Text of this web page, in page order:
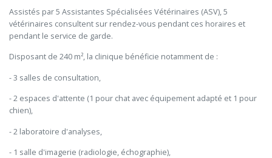
Assistés par 5 Assistantes Spécialisées Vétérinaires (ASV), 5
vétérinaires consultent sur rendez-vous pendant ces horaires et
pendant le service de garde.
Disposant de 240 m², la clinique bénéficie notamment de :
- 3 salles de consultation,
- 2 espaces d'attente (1 pour chat avec équipement adapté et 1 pour
chien),
- 2 laboratoire d'analyses,
- 1 salle d'imagerie (radiologie, échographie),